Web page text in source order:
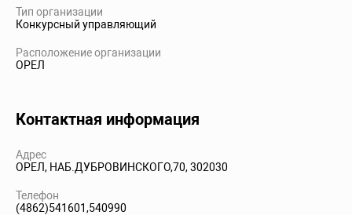
Тип организации
Конкурсный управляющий
Расположение организации
ОРЕЛ
Контактная информация
Адрес
ОРЕЛ, НАБ.ДУБРОВИНСКОГО,70, 302030
Телефон
(4862)541601,540990